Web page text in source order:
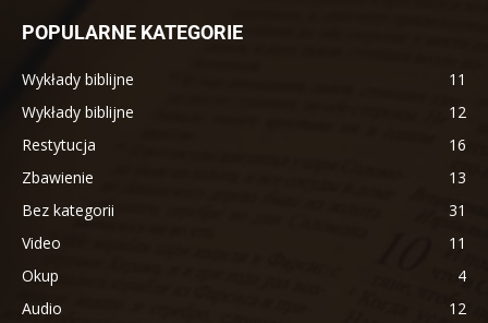
POPULARNE KATEGORIE
Wykłady biblijne
11
Wykłady biblijne
12
Restytucja
16
Zbawienie
13
Bez kategorii
31
Video
11
Okup
4
Audio
12